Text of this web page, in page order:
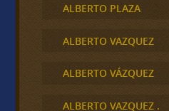
ALBERTO PLAZA
ALBERTO VAZQUEZ
ALBERTO VÁZQUEZ
ALBERTO VAZQUEZ .